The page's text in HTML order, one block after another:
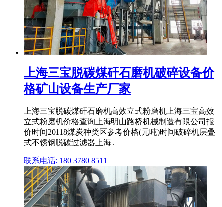
上海三宝脱碳煤矸石磨机破碎设备价
格矿山设备生产厂家
上海三宝脱碳煤矸石磨机高效立式粉磨机上海三宝高效
立式粉磨机价格查询上海明山路桥机械制造有限公司报
价时间20118煤炭种类区参考价格(元吨)时间破碎机层叠
式不锈钢脱碳过滤器上海 .
联系电话: 180 3780 8511